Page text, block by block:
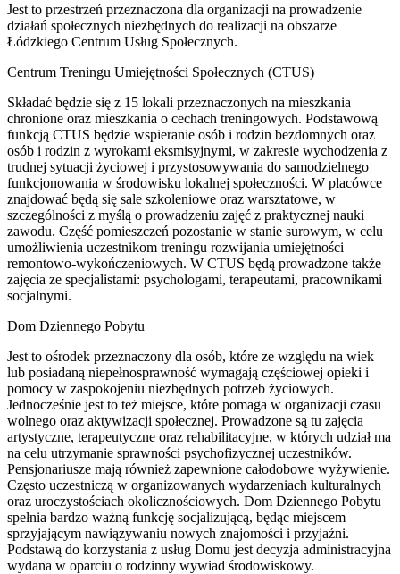
Jest to przestrzeń przeznaczona dla organizacji na prowadzenie
działań społecznych niezbędnych do realizacji na obszarze
Łódzkiego Centrum Usług Społecznych.
Centrum Treningu Umiejętności Społecznych (CTUS)
Składać będzie się z 15 lokali przeznaczonych na mieszkania
chronione oraz mieszkania o cechach treningowych. Podstawową
funkcją CTUS będzie wspieranie osób i rodzin bezdomnych oraz
osób i rodzin z wyrokami eksmisyjnymi, w zakresie wychodzenia z
trudnej sytuacji życiowej i przystosowywania do samodzielnego
funkcjonowania w środowisku lokalnej społeczności. W placówce
znajdować będą się sale szkoleniowe oraz warsztatowe, w
szczególności z myślą o prowadzeniu zajęć z praktycznej nauki
zawodu. Część pomieszczeń pozostanie w stanie surowym, w celu
umożliwienia uczestnikom treningu rozwijania umiejętności
remontowo-wykończeniowych. W CTUS będą prowadzone także
zajęcia ze specjalistami: psychologami, terapeutami, pracownikami
socjalnymi.
Dom Dziennego Pobytu
Jest to ośrodek przeznaczony dla osób, które ze względu na wiek
lub posiadaną niepełnosprawność wymagają częściowej opieki i
pomocy w zaspokojeniu niezbędnych potrzeb życiowych.
Jednocześnie jest to też miejsce, które pomaga w organizacji czasu
wolnego oraz aktywizacji społecznej. Prowadzone są tu zajęcia
artystyczne, terapeutyczne oraz rehabilitacyjne, w których udział ma
na celu utrzymanie sprawności psychofizycznej uczestników.
Pensjonariusze mają również zapewnione całodobowe wyżywienie.
Często uczestniczą w organizowanych wydarzeniach kulturalnych
oraz uroczystościach okolicznościowych. Dom Dziennego Pobytu
spełnia bardzo ważną funkcję socjalizującą, będąc miejscem
sprzyjającym nawiązywaniu nowych znajomości i przyjaźni.
Podstawą do korzystania z usług Domu jest decyzja administracyjna
wydana w oparciu o rodzinny wywiad środowiskowy.